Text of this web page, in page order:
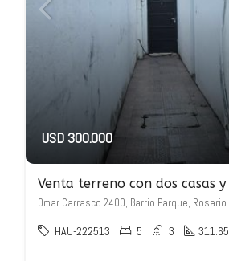
USD 300.000
Omar Carrasco 2400, Barrio Parque, Rosario
HAU-222513 5 3 311.65